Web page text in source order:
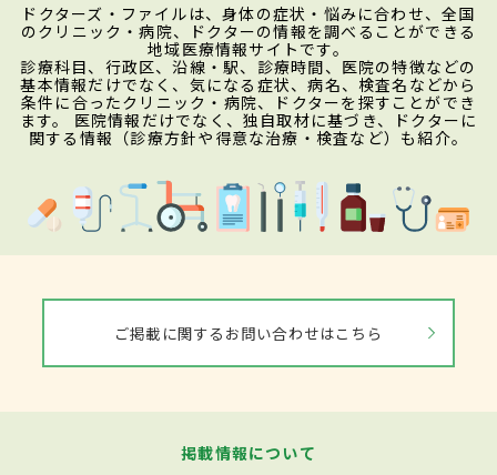
ドクターズ・ファイルは、身体の症状・悩みに合わせ、全国
のクリニック・病院、ドクターの情報を調べることができる
地域医療情報サイトです。
診療科目、行政区、沿線・駅、診療時間、医院の特徴などの
基本情報だけでなく、気になる症状、病名、検査名などから
条件に合ったクリニック・病院、ドクターを探すことができ
ます。 医院情報だけでなく、独自取材に基づき、ドクターに
関する情報（診療方針や得意な治療・検査など）も紹介。
ご掲載に関するお問い合わせはこちら
掲載情報について